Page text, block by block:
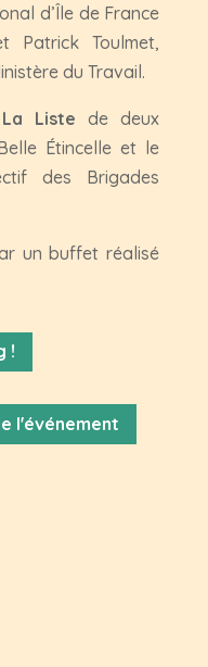
d’Île de France
Patrick Toulmet,
du Travail.
La Liste de deux
Étincelle et le
des Brigades
un buffet réalisé
!
l'événement